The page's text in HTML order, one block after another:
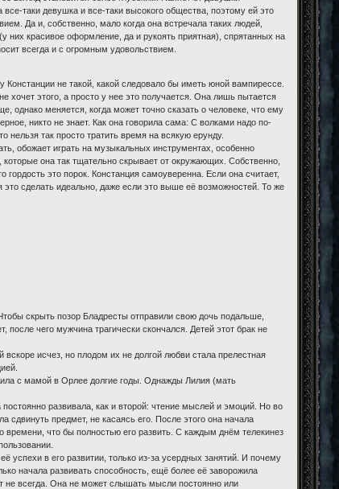
таки девушка и все-таки высокого общества, поэтому ей это
Да и, собственно, мало когда она встречала таких людей,
них красивое оформление, да и рукоять приятная), спрятанных на
всегда и с огромным удовольствием.
не такой, какой следовало бы иметь юной вампирессе.
хочет этого, а просто у нее это получается. Она лишь пытается
меняется, когда может точно сказать о человеке, что ему
никто не знает. Как она говорила сама: С волками надо по-
так просто тратить время на всякую ерунду.
обожает играть на музыкальных инструментах, особенно
она так тщательно скрывает от окружающих. Собственно,
это порок. Констанция самоуверенна. Если она считает,
сделать идеально, даже если это выше её возможностей. То же
скрыть позор Бладресты отправили свою дочь подальше,
чего мужчина трагически скончался. Детей этот брак не
исчез, но плодом их не долгой любви стала прелестная
с мамой в Орлее долгие годы. Однажды Лилия (мать
развивала, как и второй: чтение мыслей и эмоций. Но во
сдвинуть предмет, не касаясь его. После этого она начала
времени, что бы полностью его развить. С каждым днём телекинез
успехи в его развитии, только из-за усердных занятий. И почему
начала развивать способность, ещё более её заворожила
не всегда. Она не может слышать мысли постоянно или